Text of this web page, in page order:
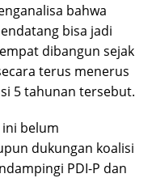
bahwa
bisa jadi
dibangun sejak
terus menerus
5 tahunan tersebut.
belum
dukungan koalisi
PDI-P dan